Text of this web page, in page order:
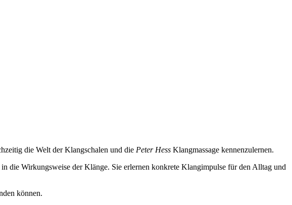
die Welt der Klangschalen und die Peter Hess Klangmassage kennenzulernen.
die Wirkungsweise der Klänge. Sie erlernen konkrete Klangimpulse für den Alltag und
können.